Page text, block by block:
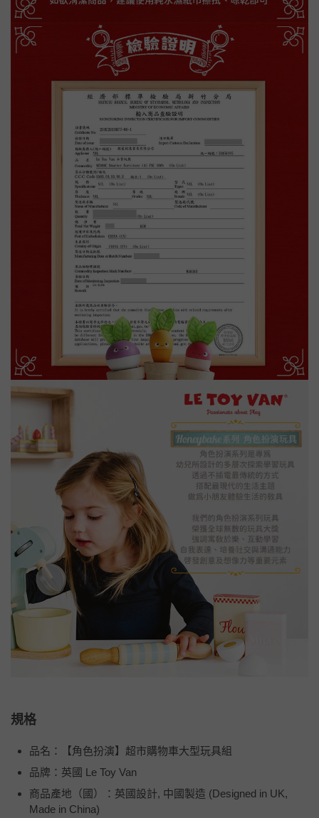
規格
品名：【角色扮演】超市購物車大型玩具組
品牌：英國 Le Toy Van
商品產地（國）：英國設計, 中國製造 (Designed in UK,
Made in China)